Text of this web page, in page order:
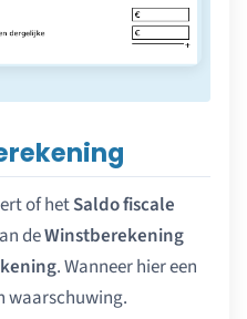
of hetSaldo fiscale
deWinstberekening
. Wanneer hier een
waarschuwing.